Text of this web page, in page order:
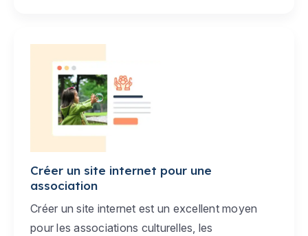
Créer un site internet pour une
association
Créer un site internet est un excellent moyen
pour les associations culturelles, les